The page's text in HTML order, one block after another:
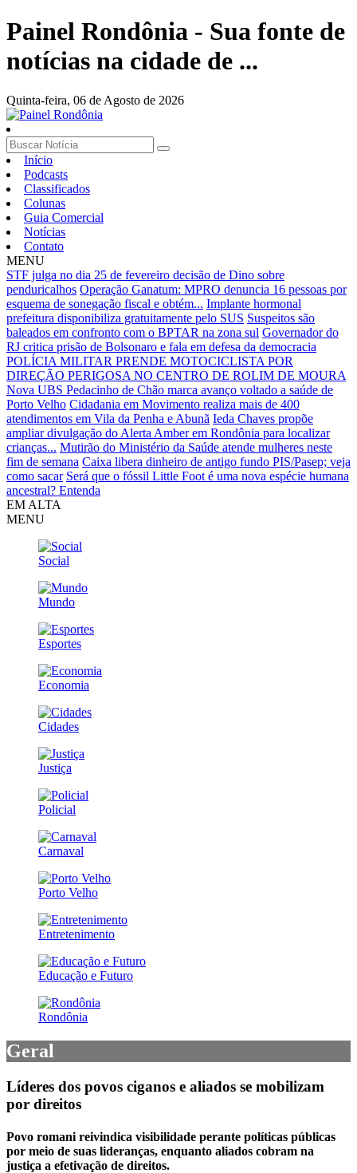
Painel Rondônia - Sua fonte de
notícias na cidade de ...
Quinta-feira, 06 de Agosto de 2026
Início
Podcasts
Classificados
Colunas
Guia Comercial
Notícias
Contato
MENU
STF julga no dia 25 de fevereiro decisão de Dino sobre
penduricalhos Operação Ganatum: MPRO denuncia 16 pessoas por
esquema de sonegação fiscal e obtém... Implante hormonal
prefeitura disponibiliza gratuitamente pelo SUS Suspeitos são
baleados em confronto com o BPTAR na zona sul Governador do
RJ critica prisão de Bolsonaro e fala em defesa da democracia
POLÍCIA MILITAR PRENDE MOTOCICLISTA POR
DIREÇÃO PERIGOSA NO CENTRO DE ROLIM DE MOURA
Nova UBS Pedacinho de Chão marca avanço voltado a saúde de
Porto Velho Cidadania em Movimento realiza mais de 400
atendimentos em Vila da Penha e Abunã Ieda Chaves propõe
ampliar divulgação do Alerta Amber em Rondônia para localizar
crianças... Mutirão do Ministério da Saúde atende mulheres neste
fim de semana Caixa libera dinheiro de antigo fundo PIS/Pasep; veja
como sacar Será que o fóssil Little Foot é uma nova espécie humana
ancestral? Entenda
EM ALTA
MENU
Social
Mundo
Esportes
Economia
Cidades
Justiça
Policial
Carnaval
Porto Velho
Entretenimento
Educação e Futuro
Rondônia
Geral
Líderes dos povos ciganos e aliados se mobilizam
por direitos
Povo romani reivindica visibilidade perante políticas públicas
por meio de suas lideranças, enquanto aliados cobram na
justiça a efetivação de direitos.